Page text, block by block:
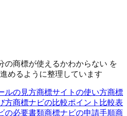
の商標が使えるかわからない を
めるように整理しています
ルの見方商標サイトの使い方商標
方商標ナビの比較ポイント 比較表
の必要書類商標ナビの申請手順商